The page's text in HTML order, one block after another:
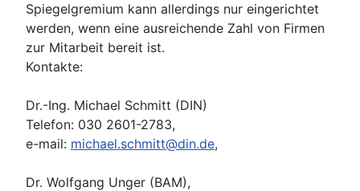
Spiegelgremium kann allerdings nur eingerichtet
werden, wenn eine ausreichende Zahl von Firmen
zur Mitarbeit bereit ist.
Kontakte:
Dr.-Ing. Michael Schmitt (DIN)
Telefon: 030 2601-2783,
e-mail: michael.schmitt@din.de,
Dr. Wolfgang Unger (BAM),